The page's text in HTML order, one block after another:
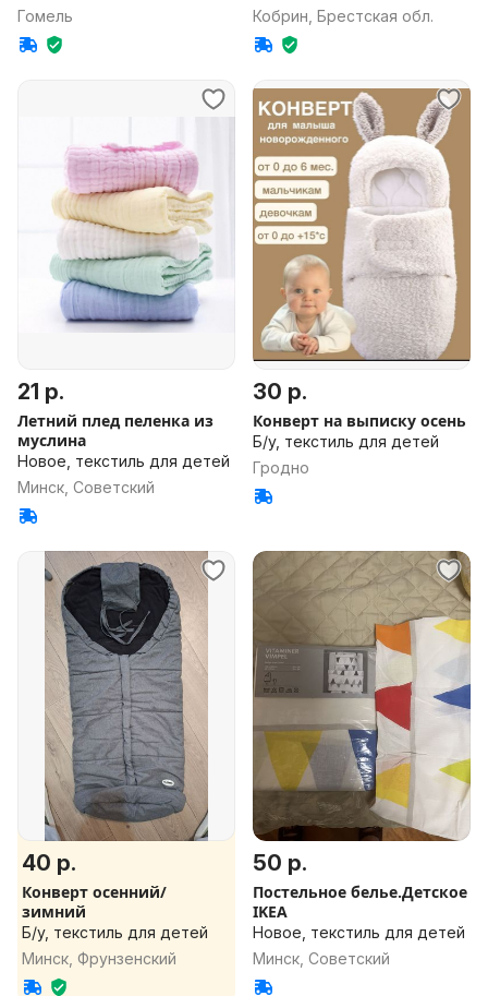
Гомель
Кобрин, Брестская обл.
21 р.
Летний плед пеленка из
муслина
Новое, текстиль для детей
Минск, Советский
30 р.
Конверт на выписку осень
Б/у, текстиль для детей
Гродно
40 р.
Конверт осенний/
зимний
Б/у, текстиль для детей
Минск, Фрунзенский
50 р.
Постельное белье.Детское
IKEA
Новое, текстиль для детей
Минск, Советский